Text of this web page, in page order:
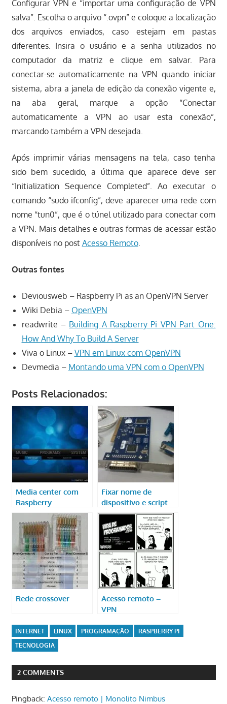
Configurar VPN e “importar uma configuração de VPN
salva”. Escolha o arquivo “.ovpn” e coloque a localização
dos arquivos enviados, caso estejam em pastas
diferentes. Insira o usuário e a senha utilizados no
computador da matriz e clique em salvar. Para
conectar-se automaticamente na VPN quando iniciar
sistema, abra a janela de edição da conexão vigente e,
na aba geral, marque a opção “Conectar
automaticamente a VPN ao usar esta conexão”,
marcando também a VPN desejada.
Após imprimir várias mensagens na tela, caso tenha
sido bem sucedido, a última que aparece deve ser
“Initialization Sequence Completed”. Ao executar o
comando “sudo ifconfig”, deve aparecer uma rede com
nome “tun0”, que é o túnel utilizado para conectar com
a VPN. Mais detalhes e outras formas de acessar estão
disponíveis no post Acesso Remoto.
Outras fontes
Deviousweb – Raspberry Pi as an OpenVPN Server
Wiki Debia – OpenVPN
readwrite – Building A Raspberry Pi VPN Part One:
How And Why To Build A Server
Viva o Linux – VPN em Linux com OpenVPN
Devmedia – Montando uma VPN com o OpenVPN
Posts Relacionados:
Media center com
Raspberry
Fixar nome de
dispositivo e script
de aquisição de
dados
Rede crossover
Acesso remoto –
VPN
INTERNET LINUX PROGRAMAÇÃO
RASPBERRY PI
TECNOLOGIA
2 COMMENTS
Pingback: Acesso remoto | Monolito Nimbus